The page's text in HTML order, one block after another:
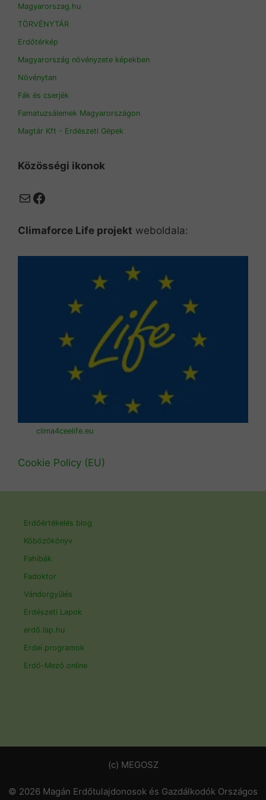
Magyarorszag.hu
TÖRVÉNYTÁR
Erdőtérkép
Magyarország növényzete képekben
Növénytan
Fák és cserjék
Famatuzsálemek Magyarországon
Magtár Kft - Erdészeti Gépek
Közösségi ikonok
MailFacebook
Climaforce Life projekt weboldala:
clima4ceelife.eu
Cookie Policy (EU)
Erdőértékelés blog
Köbözőkönyv
Fahibák
Fadoktor
Vándorgyűlés
Erdészeti Lapok
erdő.lap.hu
Erdei programok
Erdő-Mező online
(c) MEGOSZ
© 2026 Magán Erdőtulajdonosok és Gazdálkodók Országos